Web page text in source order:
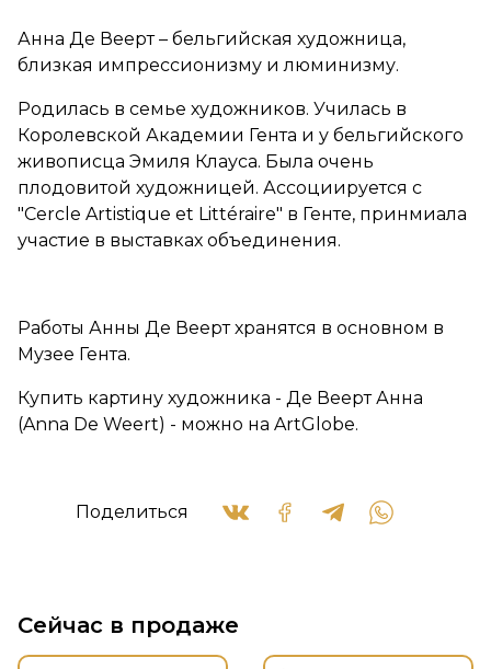
Анна Де Веерт – бельгийская художница,
близкая импрессионизму и люминизму.
Родилась в семье художников. Училась в
Королевской Академии Гента и у бельгийского
живописца Эмиля Клауса. Была очень
плодовитой художницей. Ассоциируется с
"Cercle Artistique et Littéraire" в Генте, принмиала
участие в выставках объединения.
Работы Анны Де Веерт хранятся в основном в
Музее Гента.
Купить картину художника - Де Веерт Анна
(Anna De Weert) - можно на ArtGlobe.
Поделиться
Сейчас в продаже